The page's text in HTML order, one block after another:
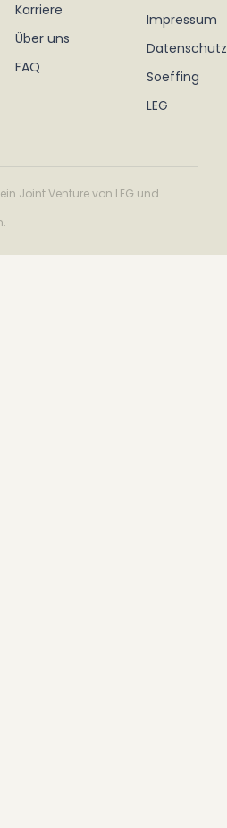
Karriere
Über uns
FAQ
Impressum
Datenschutz
Soeffing
LEG
Joint Venture von LEG und